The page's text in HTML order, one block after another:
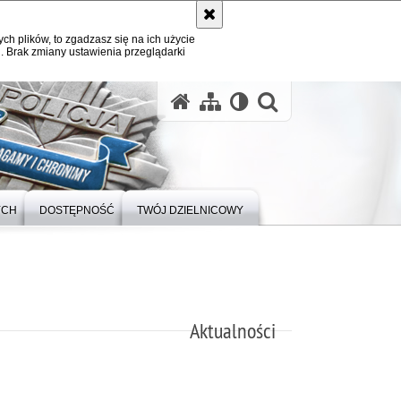
plików, to zgadzasz się na ich użycie
zmiany ustawienia przeglądarki
DOSTĘPNOŚĆ TWÓJ DZIELNICOWY
Aktualności